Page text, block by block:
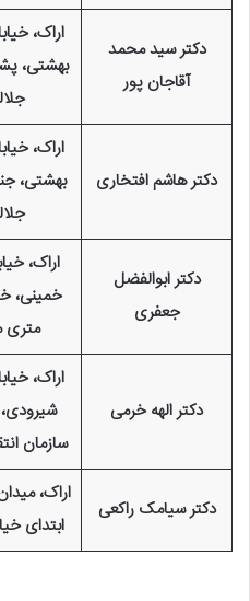
دکتر سید محمد
آقاجان‌ پور
اراک،
بهشتی،
دکتر هاشم افتخاری
اراک،
بهشتی،
دکتر ابوالفضل
جعفری
اراک،
دکتر الهه خرمی
اراک،
سازمان
دکتر سیامک راکعی
اراک،
ابتدای